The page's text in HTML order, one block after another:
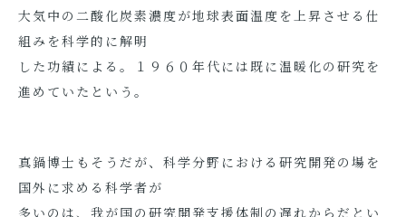
大気中の二酸化炭素濃度が地球表面温度を上昇させる仕
組みを科学的に解明
した功績による。１９６０年代には既に温暖化の研究を
進めていたという。
真鍋博士もそうだが、科学分野における研究開発の場を
国外に求める科学者が
多いのは、我が国の研究開発支援体制の遅れからだとい